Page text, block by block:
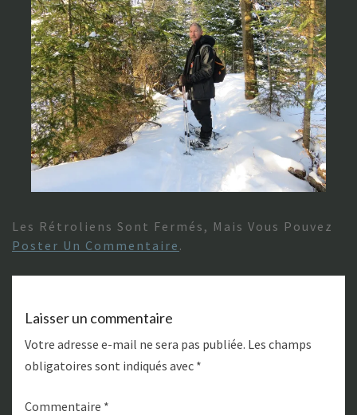
Les Rétroliens Sont Fermés, Mais Vous Pouvez
Poster Un Commentaire .
Laisser un commentaire
Votre adresse e-mail ne sera pas publiée. Les champs
obligatoires sont indiqués avec *
Commentaire *